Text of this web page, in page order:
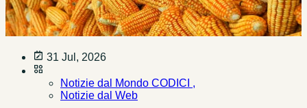
31 Jul, 2026
Notizie dal Mondo CODICI ,
Notizie dal Web